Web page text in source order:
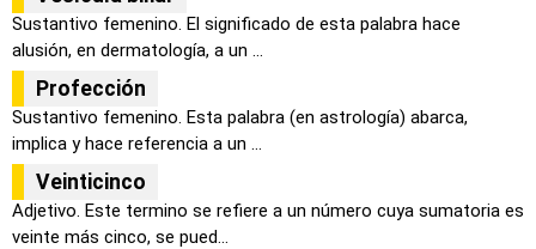
Sustantivo femenino. El significado de esta palabra hace
alusión, en dermatología, a un ...
Profección
Sustantivo femenino. Esta palabra (en astrología) abarca,
implica y hace referencia a un ...
Veinticinco
Adjetivo. Este termino se refiere a un número cuya sumatoria es
veinte más cinco, se pued...